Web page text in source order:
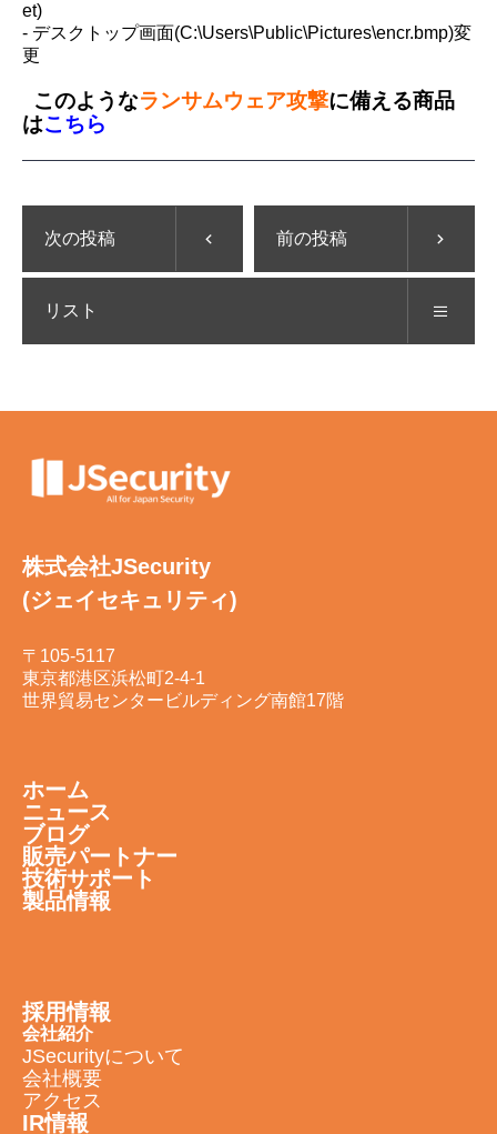
et)
- デスクトップ画面(C:\Users\Public\Pictures\encr.bmp)変
更
このようなランサムウェア攻撃に備える商品
はこちら
次の投稿 前の投稿
リスト
株式会社JSecurity
(ジェイセキュリティ)
〒105-5117
東京都港区浜松町2-4-1
世界貿易センタービルディング南館17階
ホーム
ニュース
ブログ
販売パートナー
技術サポート
製品情報
採用情報
会社紹介
JSecurityについて
会社概要
アクセス
IR情報